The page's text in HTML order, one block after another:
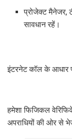
प्रोजेक्ट मैनेजर,
सावधान रहें।
इंटरनेट कॉल के आधार
हमेशा फिजिकल
अपराधियों की ओर से